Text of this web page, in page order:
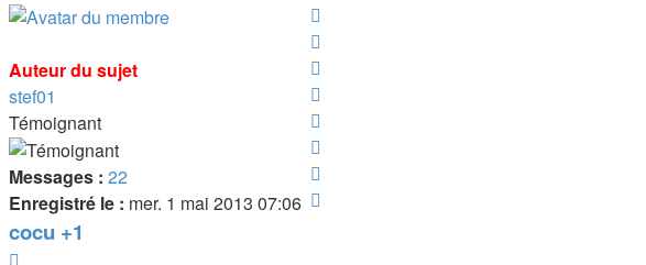
Auteur du sujet
stef01
Témoignant
Messages : 22
Enregistré le : mer. 1 mai 2013 07:06
cocu +1